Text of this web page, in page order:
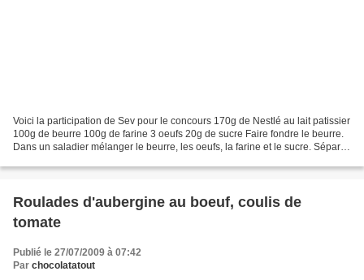
Voici la participation de Sev pour le concours 170g de Nestlé au lait patissier
100g de beurre 100g de farine 3 oeufs 20g de sucre Faire fondre le beurre.
Dans un saladier mélanger le beurre, les oeufs, la farine et le sucre. Séparer
Roulades d'aubergine au boeuf, coulis de
tomate
Publié le 27/07/2009 à 07:42
Par chocolatatout